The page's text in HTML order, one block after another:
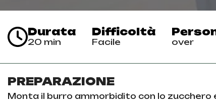
Durata
20 min
Difficoltà
Facile over
PREPARAZIONE
Monta il burro ammorbidito con lo